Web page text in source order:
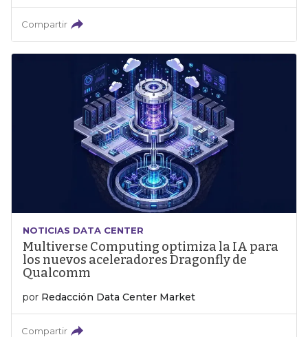
Compartir
NOTICIAS DATA CENTER
Multiverse Computing optimiza la IA para
los nuevos aceleradores Dragonfly de
Qualcomm
por Redacción Data Center Market
Compartir